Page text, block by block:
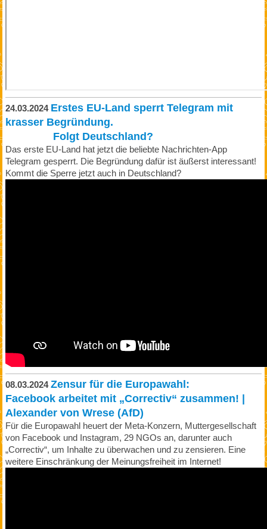
24.03.2024 Erstes EU-Land sperrt Telegram mit
krasser Begründung.
Folgt Deutschland?
Das erste EU-Land hat jetzt die beliebte Nachrichten-App
Telegram gesperrt. Die Begründung dafür ist äußerst interessant!
Kommt die Sperre jetzt auch in Deutschland?
08.03.2024Zensur für die Europawahl:
Facebook arbeitet mit „Correctiv“ zusammen! |
Alexander von Wrese (AfD)
Für die Europawahl heuert der Meta-Konzern, Muttergesellschaft
von Facebook und Instagram, 29 NGOs an, darunter auch
„Correctiv“, um Inhalte zu überwachen und zu zensieren. Eine
weitere Einschränkung der Meinungsfreiheit im Internet!